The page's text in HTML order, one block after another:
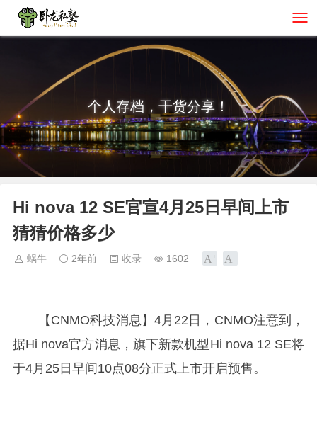
个人存档，干货分享！
Hi nova 12 SE官宣4月25日早间上市
猜猜价格多少
蜗牛 2年前 收录 1602
【CNMO科技消息】4月22日，CNMO注意到，
据Hi nova官方消息，旗下新款机型Hi nova 12 SE将
于4月25日早间10点08分正式上市开启预售。